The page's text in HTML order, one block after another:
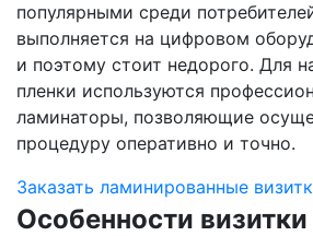
популярными среди
выполняется на цифровом
и поэтому стоит недорого. Для
пленки используются
ламинаторы, позволяющие
процедуру оперативно и точно.
Заказать ламинированные
Особенности визитки